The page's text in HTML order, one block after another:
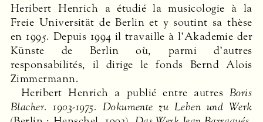
Heribert Henrich a étudié la musicologie à la
Freie Universität de Berlin et y soutint sa thèse
en 1995. Depuis 1994 il travaille à l’Akademie der
Künste de Berlin où, parmi d’autres
responsabilités, il dirige le fonds Bernd Alois
Zimmermann.
Heribert Henrich a publié entre autres Boris
Blacher. 1903-1975. Dokumente zu Leben und Werk